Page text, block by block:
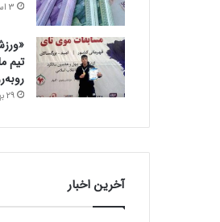
3 اسفند 1404
تیم
29 بهمن 1404
آخرین اخبار